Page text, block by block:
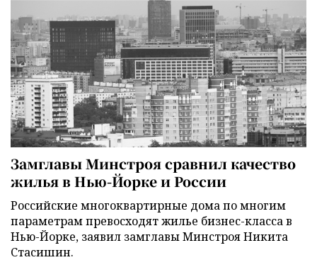
Замглавы Минстроя сравнил качество
жилья в Нью-Йорке и России
Российские многоквартирные дома по многим
параметрам превосходят жилье бизнес-класса в
Нью-Йорке, заявил замглавы Минстроя Никита
Стасишин.